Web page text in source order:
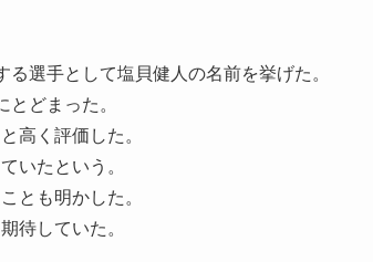
選手として塩貝健人の名前を挙げた。
どまった。
高く評価した。
いたという。
とも明かした。
待していた。